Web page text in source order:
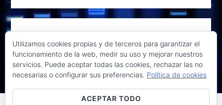
Utilizamos cookies propias y de terceros para garantizar el
funcionamiento de la web, medir su uso y mejorar nuestros
servicios. Puede aceptar todas las cookies, rechazar las no
necesarias o configurar sus preferencias. Política de cookies
ACEPTAR TODO